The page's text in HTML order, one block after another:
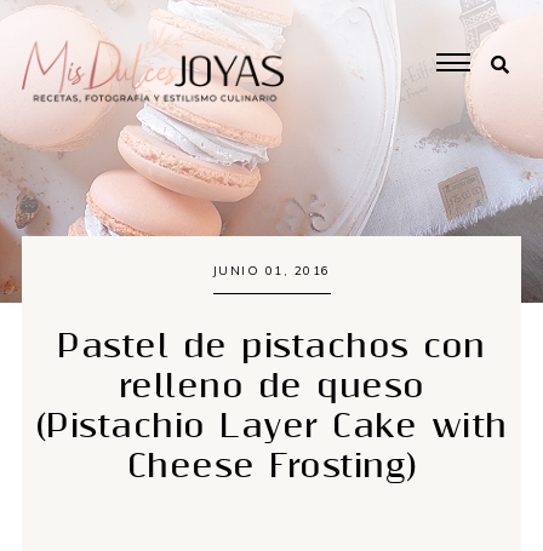
JUNIO 01, 2016
Pastel de pistachos con
relleno de queso
(Pistachio Layer Cake with
Cheese Frosting)